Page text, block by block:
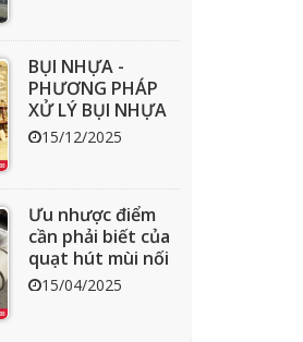
BỤI NHỰA -
PHƯƠNG PHÁP
XỬ LÝ BỤI NHỰA
HIỆU QUẢ
15/12/2025
Ưu nhược điểm
cần phải biết của
quạt hút mùi nối
ống15/04/2025